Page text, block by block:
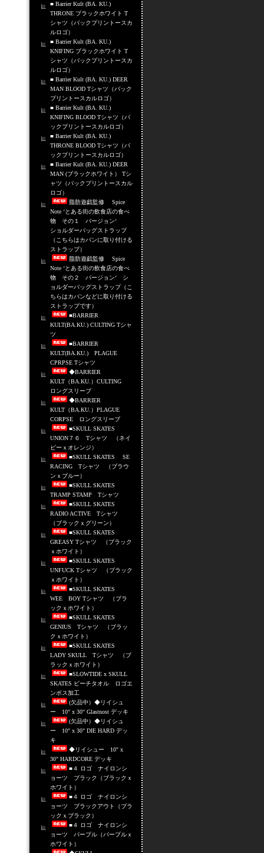
■ Barrier Kult (BA. KU.)
THRONE ブラックホワイト T
シャツ（バックプリントースカ
ルロゴ）
■ Barrier Kult (BA. KU.)
KNIFING ブラックホワイト T
シャツ（バックプリントースカ
ルロゴ）
■ Barrier Kult (BA. KU.) DEER
MAN BLOOD Tシャツ（バック
プリントースカルロゴ）
■ Barrier Kult (BA. KU.)
KNIFING BLOOD Tシャツ（バ
ックプリントースカルロゴ）
■ Barrier Kult (BA. KU.)
THRONE BLOOD Tシャツ（バ
ックプリントースカルロゴ）
■ Barrier Kult (BA. KU.) DEER
MAN (ブラックホワイト） Tシ
ャツ（バックプリントースカル
ロゴ）
脂肪遊戯監修 Spice
Note ‘とある街の飲食店の食べ
物 その１ バージョン‘
ショルダーバッグストラップ
（こちらはカバンに取り付ける
ストラップ）
脂肪遊戯監修 Spice
Note ‘とある街の飲食店の食べ
物 その２ バージョン‘ シ
ョルダーバッグストラップ（こ
ちらはカバンなどに取り付ける
ストラップです）
■BARRIER
KULT(BA.KU.) CULTING Tシャ
ツ
■BARRIER
KULT(BA.KU.) PLAGUE
CPRPSE Tシャツ
◆BARRIER
KULT（BA.KU.）CULTING
ロングスリーブ
◆BARRIER
KULT（BA.KU.）PLAGUE
CORPSE ロングスリーブ
■SKULL SKATES
UNION７６ Tシャツ （ネイ
ビーｘオレンジ）
■SKULL SKATES SE
RACING Tシャツ （ブラウ
ンｘブルー）
■SKULL SKATES
TRAMP STAMP Tシャツ
■SKULL SKATES
RADIO ACTIVE Tシャツ
（ブラックｘグリーン）
■SKULL SKATES
GREASY Tシャツ （ブラック
ｘホワイト）
■SKULL SKATES
UNFUCK Tシャツ （ブラック
ｘホワイト）
■SKULL SKATES
WEE BOY Tシャツ （ブラ
ックｘホワイト）
■SKULL SKATES
GENIUS Tシャツ （ブラッ
クｘホワイト）
■SKULL SKATES
LADY SKULL Tシャツ （ブ
ラックｘホワイト）
■SLOWTIDE x SKULL
SKATES ビーチタオル ロゴエ
ンボス加工
(欠品中）◆リイシュ
ー 10" x 30" Glastnost デッキ
(欠品中）◆リイシュ
ー 10" x 30" DIE HARD デッ
キ
◆リイシュー 10" x
30" HARDCORE デッキ
■４ ロゴ ナイロンシ
ョーツ ブラック（ブラックｘ
ホワイト）
■４ ロゴ ナイロンシ
ョーツ ブラックアウト（ブラ
ックｘブラック）
■４ ロゴ ナイロンシ
ョーツ パープル（パープルｘ
ホワイト）